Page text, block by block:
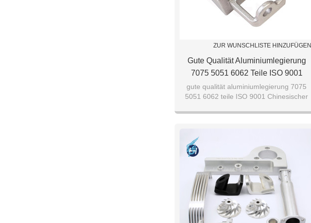
ZUR WUNSCHLISTE HINZUFÜGEN
Gute Qualität Aluminiumlegierung
7075 5051 6062 Teile ISO 9001
Chinesischer Lieferant Hochwertiger,
Maßgeschneiderter Service
gute qualität aluminiumlegierung 7075
5051 6062 teile ISO 9001 Chinesischer
maßgeschneiderter Service